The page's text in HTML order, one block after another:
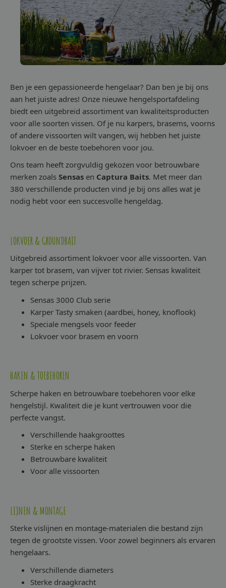
Ben je een gepassioneerde hengelaar? Dan ben je bij ons
aan het juiste adres! Onze nieuwe hengelsportafdeling
biedt een uitgebreid assortiment van kwaliteitsproducten
voor alle soorten vissen. Of je nu karpers, brasems, voorns
of andere vissoorten wilt vangen, wij hebben het juiste
lokvoer en de beste toebehoren voor jou.
Ons team heeft zorgvuldig gekozen voor betrouwbare
merken zoals Sensas en Captura Baits. Met meer dan
380 verschillende producten vind je bij ons alles wat je
nodig hebt voor een succesvolle hengeldag.
LOKVOER & GROUNDBAIT
Uitgebreid assortiment lokvoer voor alle vissoorten. Van
karper tot brasem, van vijver tot rivier. Sensas kwaliteit
tegen scherpe prijzen.
Sensas 3000 Club serie
Karper Tasty smaken (aardbei, honey, knoflook)
Speciale mengsels voor feeder
Lokvoer voor brasem en voorn
HAKEN & TOEBEHOREN
Scherpe haken en betrouwbare toebehoren voor elke
hengelstijl. Kwaliteit die je kunt vertrouwen voor die
perfecte vangst.
Verschillende haakgroottes
Sterke en scherpe haken
Betrouwbare kwaliteit
Voor alle vissoorten
LIJNEN & MONTAGE
Sterke vislijnen en montage-materialen die bestand zijn
tegen de grootste vissen. Voor zowel beginners als ervaren
hengelaars.
Verschillende diameters
Sterke draagkracht